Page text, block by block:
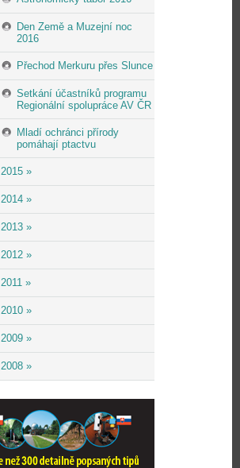
Den Země a Muzejní noc
2016
Přechod Merkuru přes Slunce
Setkání účastníků programu
Regionální spolupráce AV ČR
Mladí ochránci přírody
pomáhají ptactvu
2015 »
2014 »
2013 »
2012 »
2011 »
2010 »
2009 »
2008 »